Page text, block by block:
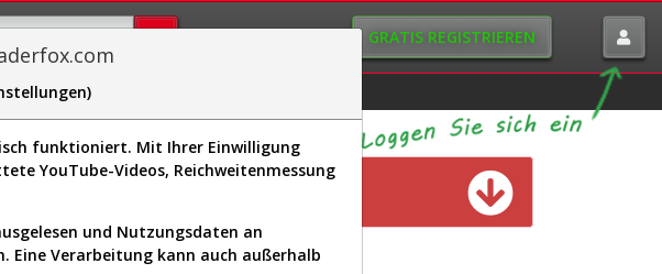
GRATIS REGISTRIEREN
Visualizations
Kunden verfügbar
funktioniert. Mit Ihrer Einwilligung
YouTube-Videos, Reichweitenmessung
und Nutzungsdaten an
Verarbeitung kann auch außerhalb